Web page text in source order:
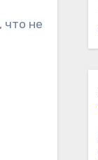
что не